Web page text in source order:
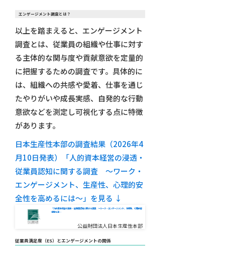
エンゲージメント調査とは？
以上を踏まえると、エンゲージメント
調査とは、従業員の組織や仕事に対す
る主体的な関与度や貢献意欲を定量的
に把握するための調査です。具体的に
は、組織への共感や愛着、仕事を通じ
たやりがいや成長実感、自発的な行動
意欲などを測定し可視化する点に特徴
があります。
日本生産性本部の調査結果（2026年4
月10日発表）「人的資本経営の浸透・
従業員認知に関する調査 ～ワーク・
エンゲージメント、生産性、心理的安
全性を高めるには～」を見る ↓
「人的資本経営の浸透・ 従業員認知に関する調査 ～ワーク・エンゲージメント、生産性、心理的安
全性を高…
公益財団法人日本生産性本部
従業員満足度（ES）とエンゲージメントの関係